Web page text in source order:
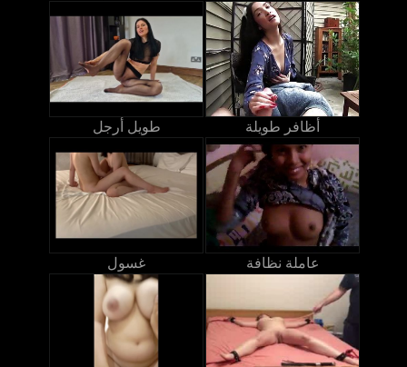
طويل أرجل أظافر طويلة
غسول عاملة نظافة